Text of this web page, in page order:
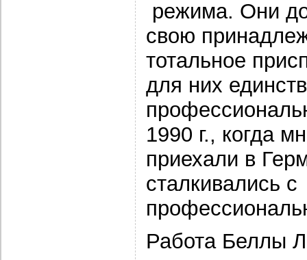
режима. Они
свою
тотальное
для них
1990 г., когда
приехали в
сталкивались
Работа Беллы